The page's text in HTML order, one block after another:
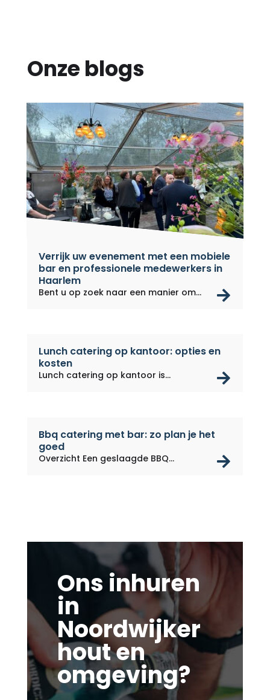
Onze blogs
Verrijk uw evenement met een mobiele
bar en professionele medewerkers in
Haarlem
Bent u op zoek naar een manier om
Lunch catering op kantoor: opties en
kosten
Lunch catering op kantoor is...
Bbq catering met bar: zo plan je het
goed
Overzicht Een geslaagde BBQ
Ons inhuren
in
Noordwijker
hout en
omgeving?